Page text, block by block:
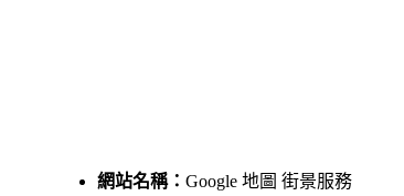
網站名稱： Google 地圖 街景服務